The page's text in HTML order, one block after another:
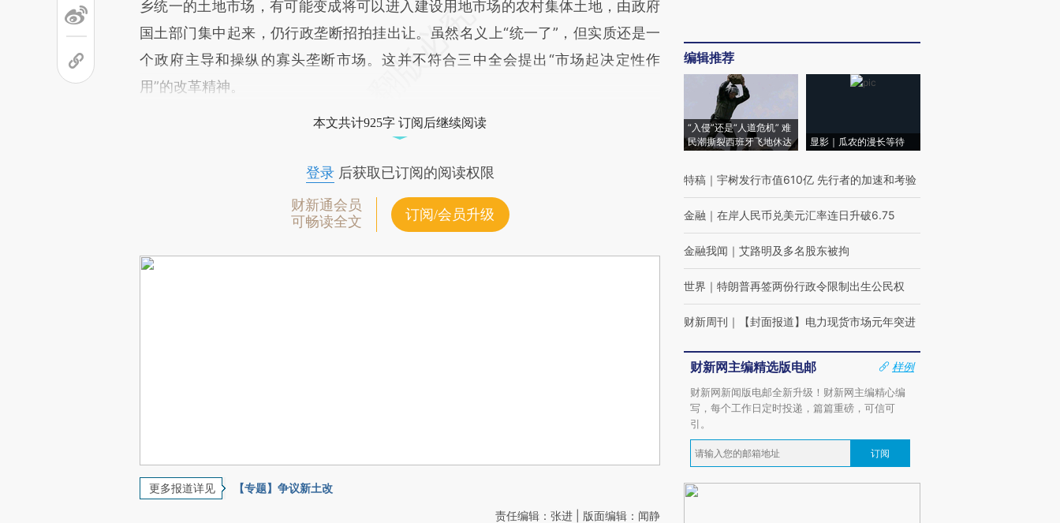
乡统一的土地市场，有可能变成将可以进入建设用地市场的农村集体土地，由政府
国土部门集中起来，仍行政垄断招拍挂出让。虽然名义上“统一了”，但实质还是一
个政府主导和操纵的寡头垄断市场。这并不符合三中全会提出“市场起决定性作
用”的改革精神。
本文共计925字 订阅后继续阅读
登录后获取已订阅的阅读权限
财新通会员
可畅读全文
订阅/会员升级
更多报道详见 【专题】争议新土改
责任编辑：张进 | 版面编辑：闻静
编辑推荐
“入侵”还是“人道危机” 难
民潮撕裂西班牙飞地休达
显影｜瓜农的漫长等待
特稿 ｜ 宇树发行市值610亿 先行者的加速和考验
金融 ｜ 在岸人民币兑美元汇率连日升破6.75
金融我闻 ｜ 艾路明及多名股东被拘
世界 ｜ 特朗普再签两份行政令限制出生公民权
财新周刊 ｜ 【封面报道】电力现货市场元年突进
财新网主编精选版电邮
样例
财新网新闻版电邮全新升级！财新网主编精心编
写，每个工作日定时投递，篇篇重磅，可信可
引。
订阅